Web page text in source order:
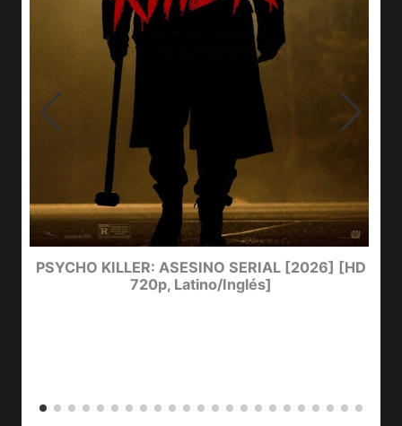
PSYCHO KILLER: ASESINO SERIAL [2026] [HD
720p, Latino/Inglés]